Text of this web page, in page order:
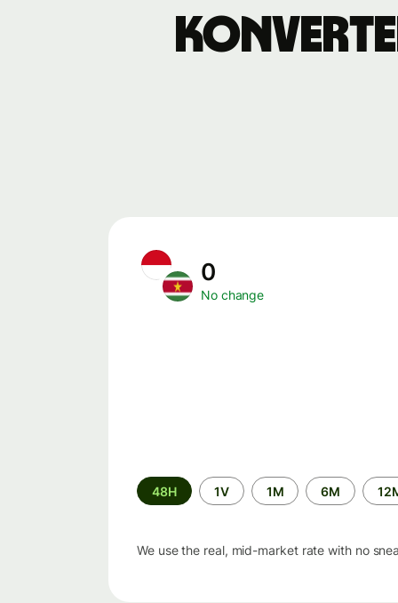
0
No change
Time
period
48H 1V 1M 6M
We use the real, mid-market rate with no